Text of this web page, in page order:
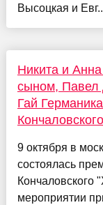
Высоцкая и
Никита и
сыном, Павел
Гай
9 октября в
состоялась
Кончаловского
мероприятии